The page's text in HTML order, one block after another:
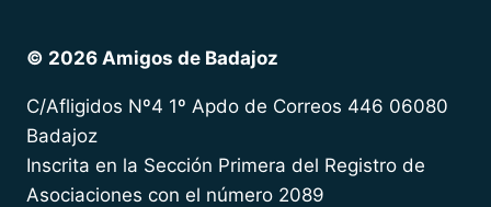
© 2026 Amigos de Badajoz
C/Afligidos Nº4 1º Apdo de Correos 446 06080
Badajoz
Inscrita en la Sección Primera del Registro de
Asociaciones con el número 2089